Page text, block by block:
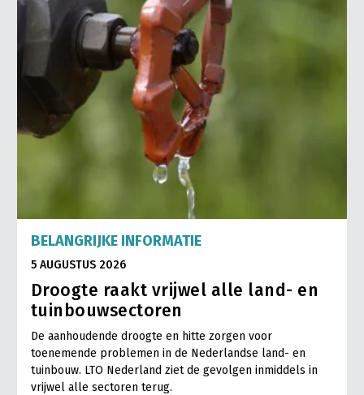
BELANGRIJKE INFORMATIE
5 AUGUSTUS 2026
Droogte raakt vrijwel alle land- en
tuinbouwsectoren
De aanhoudende droogte en hitte zorgen voor
toenemende problemen in de Nederlandse land- en
tuinbouw. LTO Nederland ziet de gevolgen inmiddels in
vrijwel alle sectoren terug.